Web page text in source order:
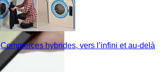
Commerces hybrides, vers l’infini et au-delà